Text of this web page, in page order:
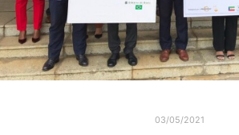
03/05/2021